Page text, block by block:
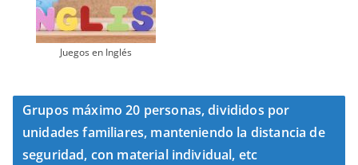
Juegos en Inglés
Grupos máximo 20 personas, divididos por
unidades familiares, manteniendo la distancia de
seguridad, con material individual, etc